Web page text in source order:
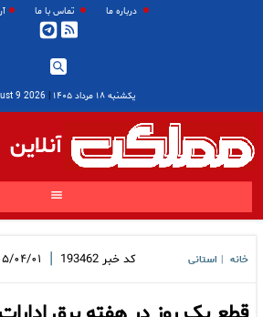
درباره ما تماس با ما
یکشنبه ۱۸ مرداد ۱۴۰۵ |
2026 August 9
آنلاین
خانه استانی کد خبر 193462
| ۱۴۰۵/۰۴/۰۱